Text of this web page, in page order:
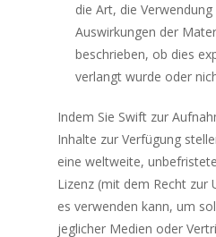
die Art, die Verwendung
Auswirkungen der
beschrieben, ob dies
verlangt wurde oder
Indem Sie Swift zur
Inhalte zur Verfügung
eine weltweite,
Lizenz (mit dem Recht zur
es verwenden kann, um
jeglicher Medien oder